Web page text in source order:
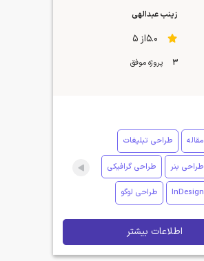
زینب عبدالهی
5.0از 5
3 پروژه موفق
مقاله طراحی تبلیغات
طراحی بنر طراحی گرافیکی
InDesign طراحی لوگو
اطلاعات بیشتر